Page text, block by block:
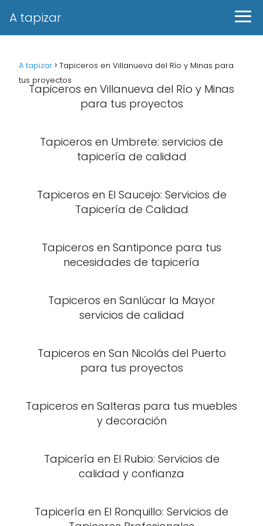
A tapizar
A tapizar
Tapiceros en Villanueva del Río y Minas para
tus proyectos
Tapiceros en Villanueva del Río y Minas
para tus proyectos
Tapiceros en Umbrete: servicios de
tapicería de calidad
Tapiceros en El Saucejo: Servicios de
Tapicería de Calidad
Tapiceros en Santiponce para tus
necesidades de tapicería
Tapiceros en Sanlúcar la Mayor
servicios de calidad
Tapiceros en San Nicolás del Puerto
para tus proyectos
Tapiceros en Salteras para tus muebles
y decoración
Tapicería en El Rubio: Servicios de
calidad y confianza
Tapicería en El Ronquillo: Servicios de